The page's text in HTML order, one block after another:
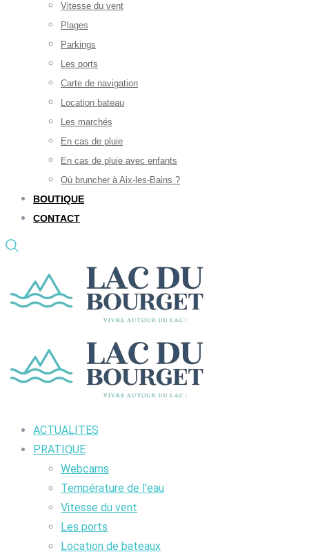
Vitesse du vent
Plages
Parkings
Les ports
Carte de navigation
Location bateau
Les marchés
En cas de pluie
En cas de pluie avec enfants
Où bruncher à Aix-les-Bains ?
BOUTIQUE
CONTACT
ACTUALITES
PRATIQUE
Webcams
Température de l’eau
Vitesse du vent
Les ports
Location de bateaux